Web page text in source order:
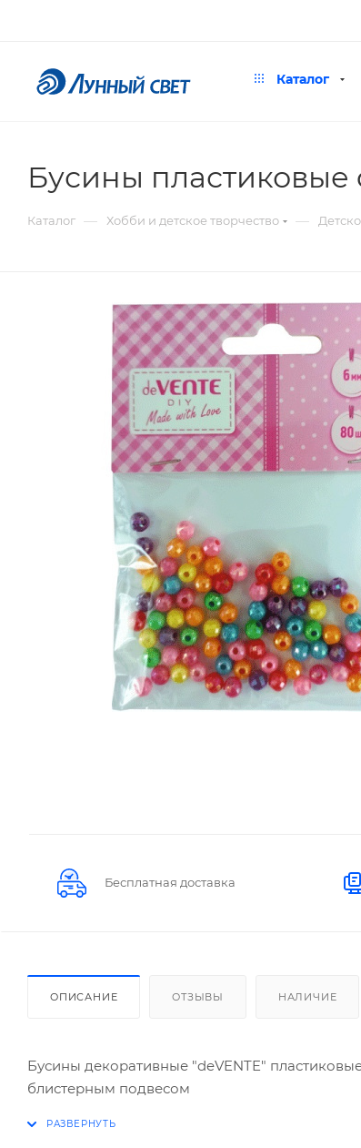
Каталог
Бусины пластиковые
Каталог — Хобби и детское творчество —
Бесплатная доставка
ОПИСАНИЕ ОТЗЫВЫ НАЛИЧИЕ
Бусины декоративные "deVENTE"
блистерным подвесом